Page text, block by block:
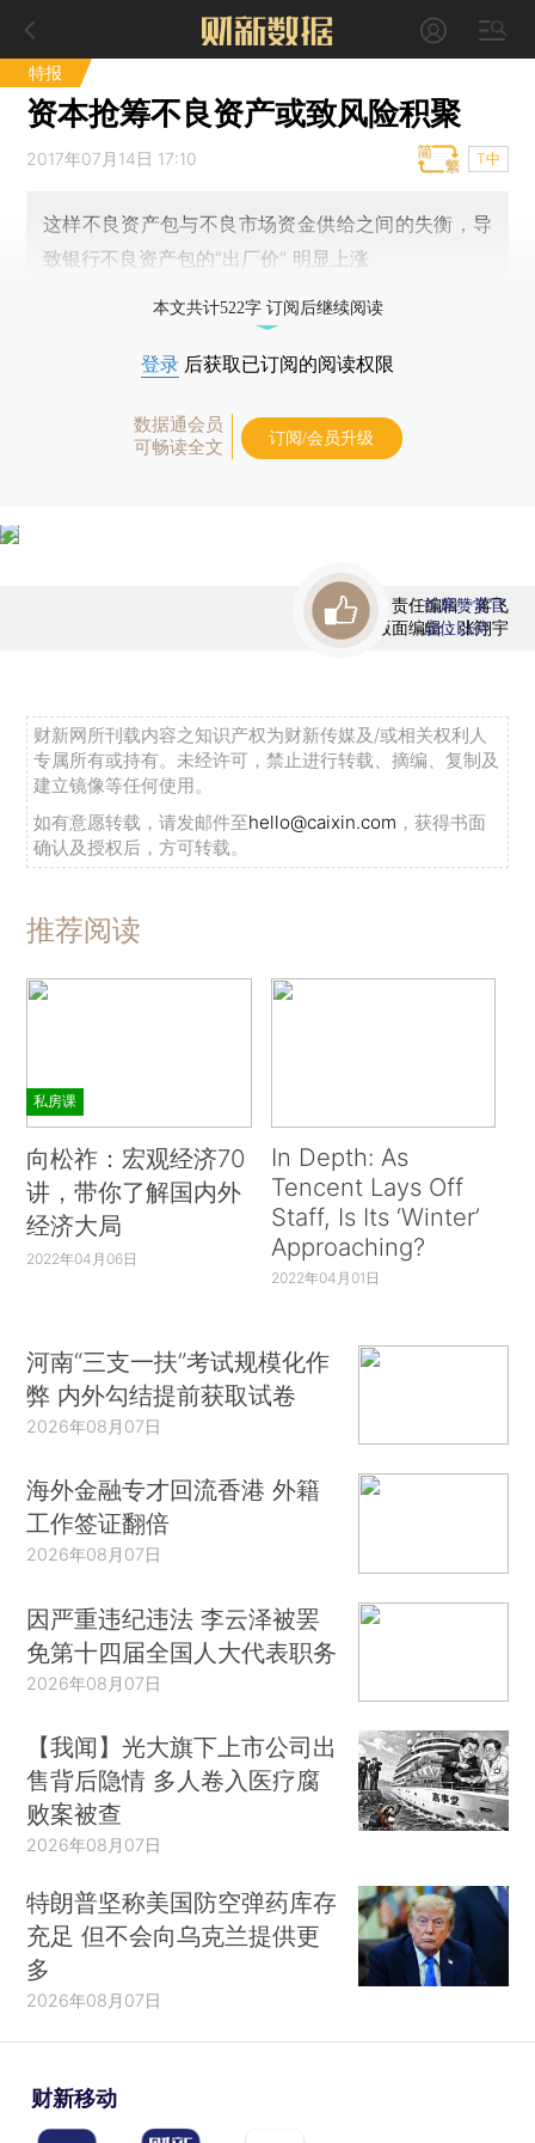
特报
资本抢筹不良资产或致风险积聚
2017年07月14日 17:10 T中
这样不良资产包与不良市场资金供给之间的失衡，导
致银行不良资产包的“出厂价” 明显上涨
本文共计522字 订阅后继续阅读
登录 后获取已订阅的阅读权限
数据通会员
可畅读全文
订阅/会员升级
责任编辑：蒋飞
版面编辑：张翔宇
首席赞赏官
虚位以待
财新网所刊载内容之知识产权为财新传媒及/或相关权利人
专属所有或持有。未经许可，禁止进行转载、摘编、复制及
建立镜像等任何使用。
如有意愿转载，请发邮件至hello@caixin.com ，获得书面
确认及授权后，方可转载。
推荐阅读
私房课
向松祚：宏观经济70
讲，带你了解国内外
经济大局
2022年04月06日
In Depth: As
Tencent Lays Off
Staff, Is Its ‘Winter’
Approaching?
2022年04月01日
河南“三支一扶”考试规模化作
弊 内外勾结提前获取试卷
2026年08月07日
海外金融专才回流香港 外籍
工作签证翻倍
2026年08月07日
因严重违纪违法 李云泽被罢
免第十四届全国人大代表职务
2026年08月07日
【我闻】光大旗下上市公司出
售背后隐情 多人卷入医疗腐
败案被查
2026年08月07日
特朗普坚称美国防空弹药库存
充足 但不会向乌克兰提供更
多
2026年08月07日
财新移动